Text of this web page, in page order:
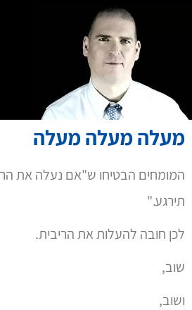
מעלה מעלה מעלה
המומחים הבטיחו ש"אם נעלה את
תירגע."
לכן חובה להעלות את הריבית.
שוב,
ושוב,